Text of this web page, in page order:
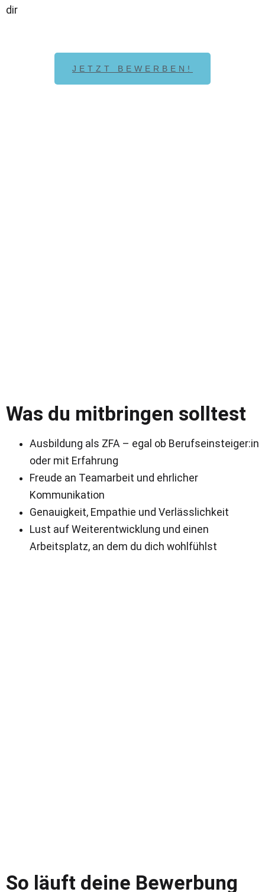
dir
JETZT BEWERBEN!
Was du mitbringen solltest
Ausbildung als ZFA – egal ob Berufseinsteiger:in
oder mit Erfahrung
Freude an Teamarbeit und ehrlicher
Kommunikation
Genauigkeit, Empathie und Verlässlichkeit
Lust auf Weiterentwicklung und einen
Arbeitsplatz, an dem du dich wohlfühlst
So läuft deine Bewerbung